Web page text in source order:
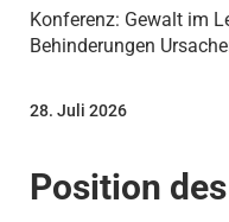
Konferenz: Gewalt im
Behinderungen
Position des
28. Juli 2026